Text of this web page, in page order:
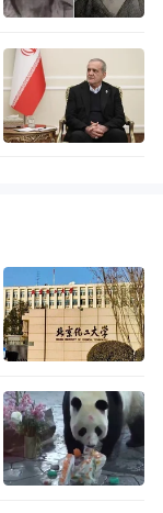
云调研全市教
在园林办事
目现场，明
进的教学设
条件和环境